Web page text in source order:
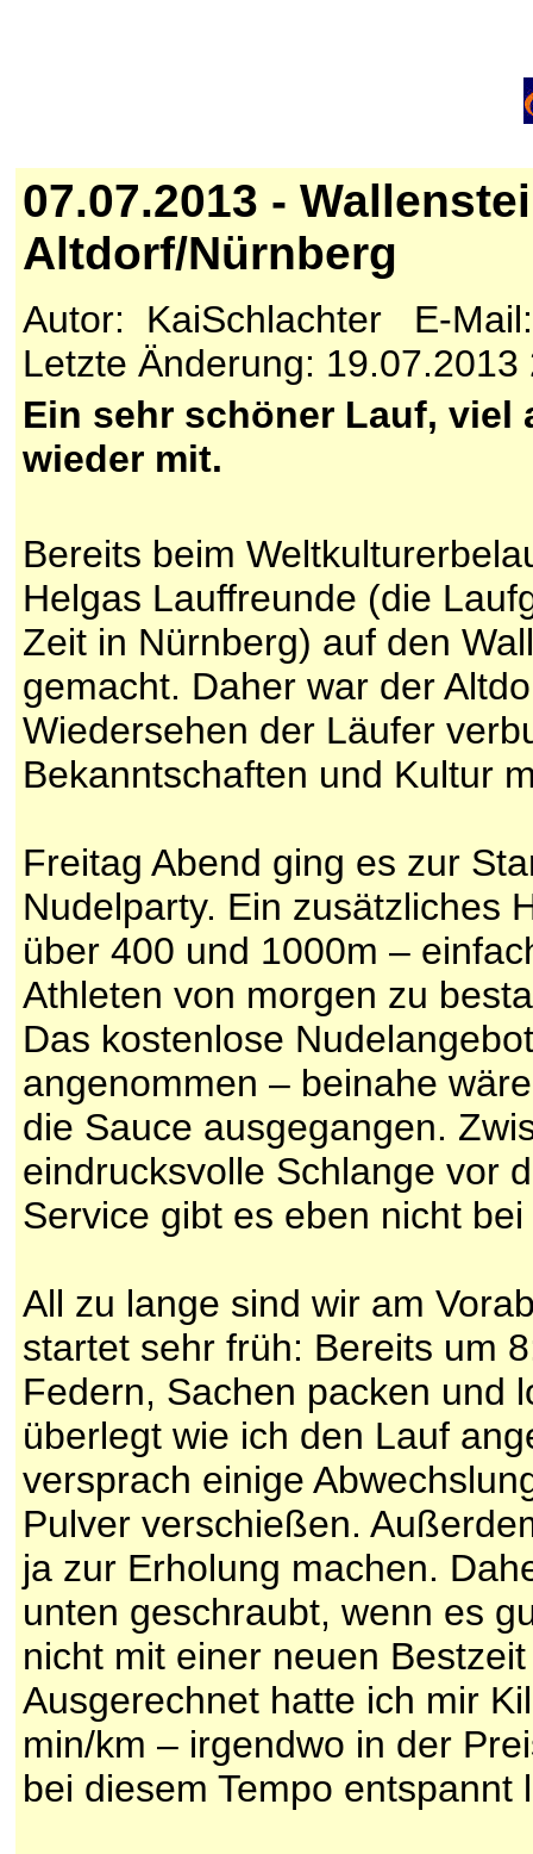
07.07.2013 -
Altdorf/Nürnberg
Autor: KaiSchlachter E-
Letzte Änderung: 19.07.2013
Ein sehr schöner Lauf, viel
wieder mit.
Bereits beim
Helgas Lauffreunde (die
Zeit in Nürnberg) auf den
gemacht. Daher war der
Wiedersehen der Läufer
Bekanntschaften und Kultur
Freitag Abend ging es zur
Nudelparty. Ein zusätzliches
über 400 und 1000m –
Athleten von morgen zu
Das kostenlose
angenommen – beinahe
die Sauce ausgegangen.
eindrucksvolle Schlange vor
Service gibt es eben nicht
All zu lange sind wir am
startet sehr früh: Bereits um
Federn, Sachen packen und
überlegt wie ich den Lauf
versprach einige
Pulver verschießen.
ja zur Erholung machen.
unten geschraubt, wenn es
nicht mit einer neuen
Ausgerechnet hatte ich mir
min/km – irgendwo in der
bei diesem Tempo entspannt